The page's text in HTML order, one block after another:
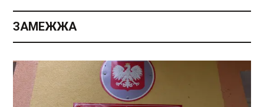
ЗАМЕЖЖА